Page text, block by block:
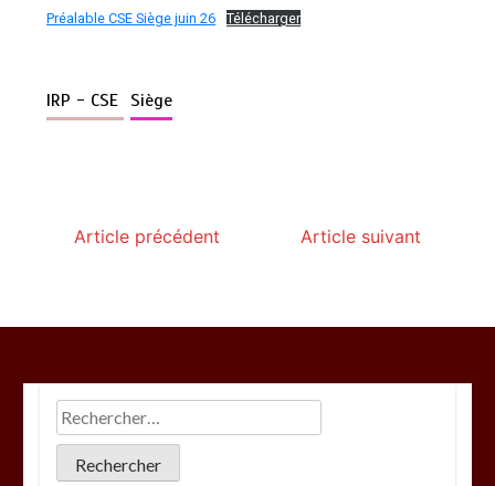
Préalable CSE Siège juin 26 Télécharger
IRP - CSE Siège
Article précédent Article suivant